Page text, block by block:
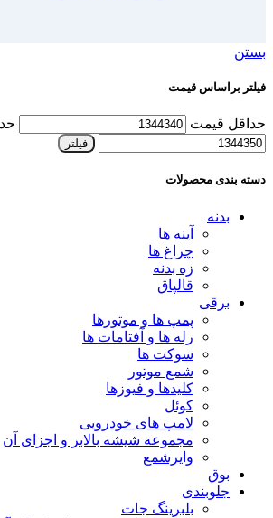
بستن
فیلتر براساس قیمت
حداقل قیمت
فیلتر
دسته بندی محصولات
بدنه
آینه ها
چراغ ها
زه بدنه
قالپاق
برقی
پمپ ها و موتورها
رله ها و آفتامات ها
سوکت ها
شمع موتور
کلیدها و فیوزها
کوئل
لامپ های خودرویی
مجموعه شیشه بالابر و اجزای آن
وایرشمع
بوق
جلوبندی
بلبرینگ جات